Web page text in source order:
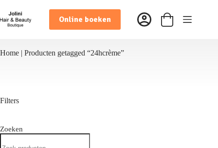
naar
de
inhoud
Online boeken Winkelwagen
Home | Producten getagged “24hcrème”
Filters
Zoeken